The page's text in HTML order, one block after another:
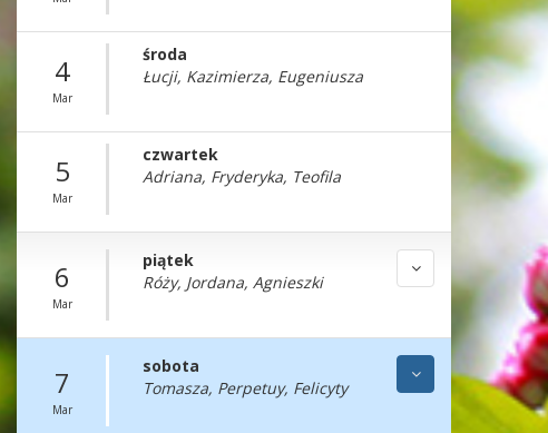
4
Mar
środa
Łucji, Kazimierza, Eugeniusza
5
Mar
czwartek
Adriana, Fryderyka, Teofila
6
Mar
piątek
Róży, Jordana, Agnieszki
7
Mar
sobota
Tomasza, Perpetuy, Felicyty